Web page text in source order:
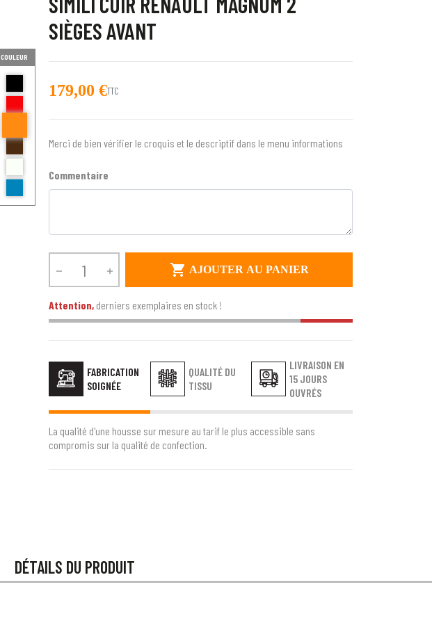
SIÈGES AVANT
179,00 €TTC
Merci de bien vérifier le croquis et le descriptif dans le menu informations
COULEUR
noir
Rouge
orange
marron
ecru et noir
Bleu
Commentaire
   AJOUTER AU PANIER
Attention, derniers exemplaires en stock !
FABRICATION
SOIGNÉE
QUALITÉ DU
TISSU
LIVRAISON EN
15 JOURS
OUVRÉS
La qualité d'une housse sur mesure au tarif le plus accessible sans
compromis sur la qualité de confection.
DÉTAILS DU PRODUIT